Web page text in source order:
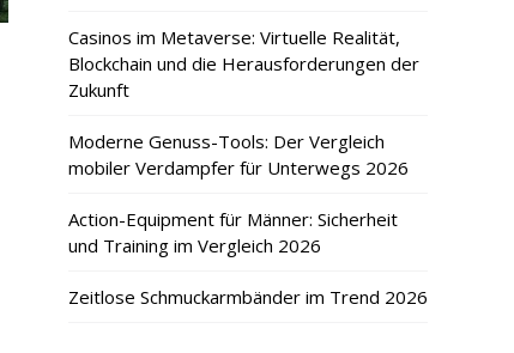
Casinos im Metaverse: Virtuelle Realität,
Blockchain und die Herausforderungen der
Zukunft
Moderne Genuss-Tools: Der Vergleich
mobiler Verdampfer für Unterwegs 2026
Action-Equipment für Männer: Sicherheit
und Training im Vergleich 2026
Zeitlose Schmuckarmbänder im Trend 2026